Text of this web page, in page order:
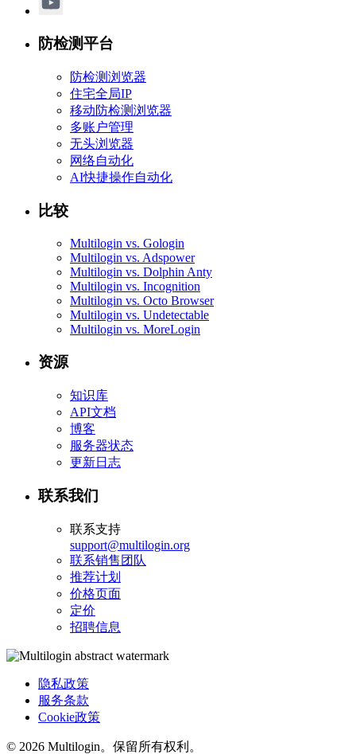
防检测平台
防检测浏览器
住宅全局IP
移动防检测浏览器
多账户管理
无头浏览器
网络自动化
AI快捷操作自动化
比较
Multilogin vs. Gologin
Multilogin vs. Adspower
Multilogin vs. Dolphin Anty
Multilogin vs. Incognition
Multilogin vs. Octo Browser
Multilogin vs. Undetectable
Multilogin vs. MoreLogin
资源
知识库
API文档
博客
服务器状态
更新日志
联系我们
联系支持
support@multilogin.org
联系销售团队
推荐计划
价格页面
定价
招聘信息
隐私政策
服务条款
Cookie政策
© 2026 Multilogin。保留所有权利。